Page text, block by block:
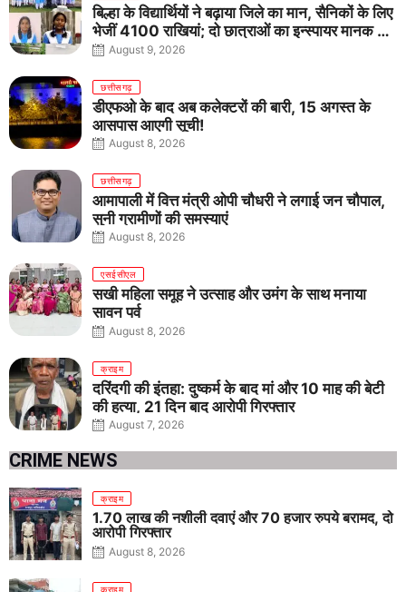
बिल्हा के विद्यार्थियों ने बढ़ाया जिले का मान, सैनिकों के लिए
भेजीं 4100 राखियां; दो छात्राओं का इन्स्पायर मानक में
राष्ट्रीय चयन
August 9, 2026
छत्तीसगढ़
डीएफओ के बाद अब कलेक्टरों की बारी, 15 अगस्त के
आसपास आएगी सूची!
August 8, 2026
छत्तीसगढ़
आमापाली में वित्त मंत्री ओपी चौधरी ने लगाई जन चौपाल,
सुनी ग्रामीणों की समस्याएं
August 8, 2026
एसईसीएल
सखी महिला समूह ने उत्साह और उमंग के साथ मनाया
सावन पर्व
August 8, 2026
क्राइम
दरिंदगी की इंतहा: दुष्कर्म के बाद मां और 10 माह की बेटी
की हत्या, 21 दिन बाद आरोपी गिरफ्तार
August 7, 2026
CRIME NEWS
क्राइम
1.70 लाख की नशीली दवाएं और 70 हजार रुपये बरामद, दो
आरोपी गिरफ्तार
August 8, 2026
क्राइम